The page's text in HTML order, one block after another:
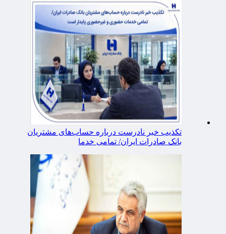
تکذیب خبر نادرست درباره حساب‌های مشتریان
بانک صادرات ایران/ تمامی خدما